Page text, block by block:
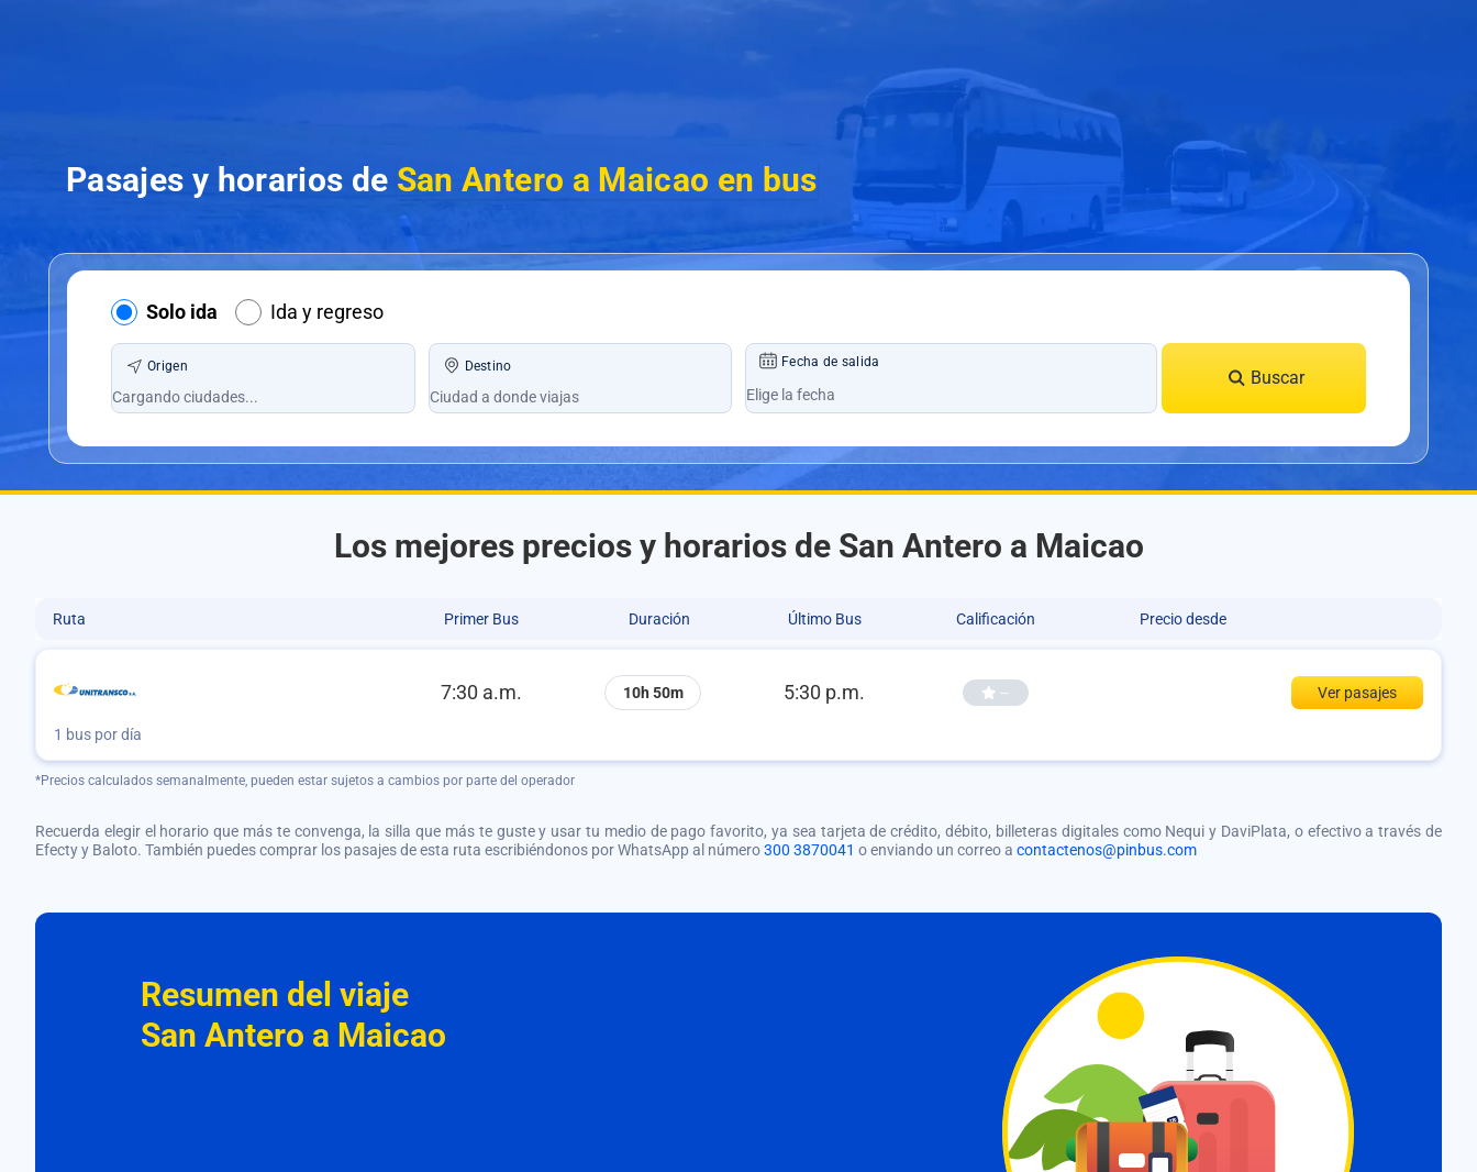
Pasajes y horarios de San Antero a Maicao en bus
Solo ida Ida y regreso
Origen Destino Fecha de salida
Buscar
Los mejores precios y horarios de San Antero a Maicao
Ruta Primer Bus Duración Último Bus Calificación Precio desde
7:30 a.m. 10h 50m 5:30 p.m. -- Ver pasajes
1 bus por día
*Precios calculados semanalmente, pueden estar sujetos a cambios por parte del operador
Recuerda elegir el horario que más te convenga, la silla que más te guste y usar tu medio de pago favorito, ya sea tarjeta de crédito, débito, billeteras digitales como Nequi y DaviPlata, o efectivo a través de
Efecty y Baloto. También puedes comprar los pasajes de esta ruta escribiéndonos por WhatsApp al número300 3870041 o enviando un correo a contactenos@pinbus.com
Resumen del viaje
San Antero a Maicao